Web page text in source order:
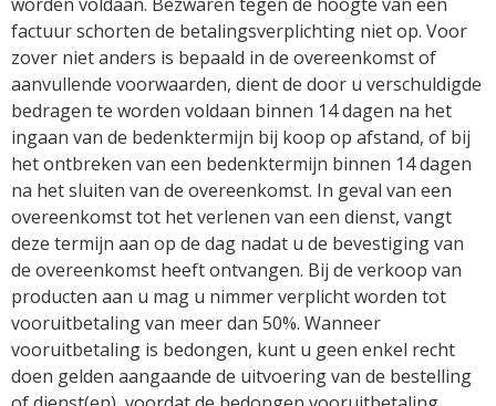
factuur schorten de betalingsverplichting niet op. Voor
zover niet anders is bepaald in de overeenkomst of
aanvullende voorwaarden, dient de door u verschuldigde
bedragen te worden voldaan binnen 14 dagen na het
ingaan van de bedenktermijn bij koop op afstand, of bij
het ontbreken van een bedenktermijn binnen 14 dagen
na het sluiten van de overeenkomst. In geval van een
overeenkomst tot het verlenen van een dienst, vangt
deze termijn aan op de dag nadat u de bevestiging van
de overeenkomst heeft ontvangen. Bij de verkoop van
producten aan u mag u nimmer verplicht worden tot
vooruitbetaling van meer dan 50%. Wanneer
vooruitbetaling is bedongen, kunt u geen enkel recht
doen gelden aangaande de uitvoering van de bestelling